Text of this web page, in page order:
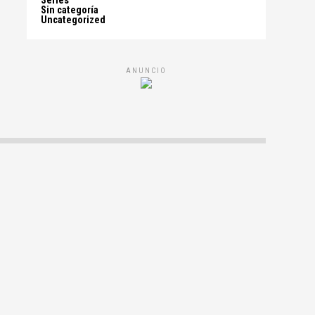
Sin categoría
Uncategorized
ANUNCIO